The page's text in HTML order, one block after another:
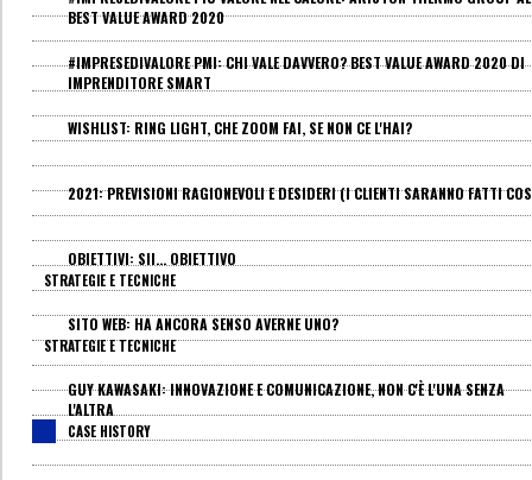
BEST VALUE AWARD 2020
#IMPRESEDIVALORE PMI: CHI VALE DAVVERO? BEST VALUE AWARD 2020 DI
IMPRENDITORE SMART
WISHLIST: RING LIGHT, CHE ZOOM FAI, SE NON CE L'HAI?
2021: PREVISIONI RAGIONEVOLI E DESIDERI (I CLIENTI SARANNO FATTI
OBIETTIVI: SII... OBIETTIVO
STRATEGIE E TECNICHE
SITO WEB: HA ANCORA SENSO AVERNE UNO?
STRATEGIE E TECNICHE
GUY KAWASAKI: INNOVAZIONE E COMUNICAZIONE, NON C'È L'UNA SENZA
L'ALTRA
CASE HISTORY